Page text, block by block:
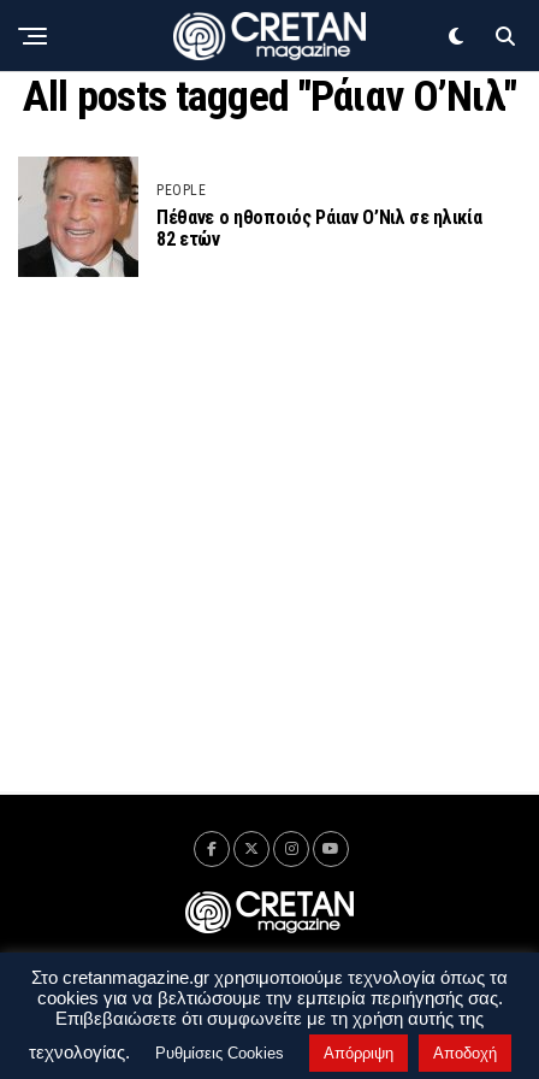
All posts tagged "Ράιαν Ο’Νιλ"
PEOPLE
Πέθανε ο ηθοποιός Ράιαν Ο’Νιλ σε ηλικία
82 ετών
Ταυτότητα Πολιτική Απορρήτου
Όροι Χρήσης
Όροι και Προϋποθέσεις
Στο cretanmagazine.gr χρησιμοποιούμε τεχνολογία όπως τα
cookies για να βελτιώσουμε την εμπειρία περιήγησής σας.
Επιβεβαιώσετε ότι συμφωνείτε με τη χρήση αυτής της
τεχνολογίας.
Ρυθμίσεις Cookies Απόρριψη Αποδοχή